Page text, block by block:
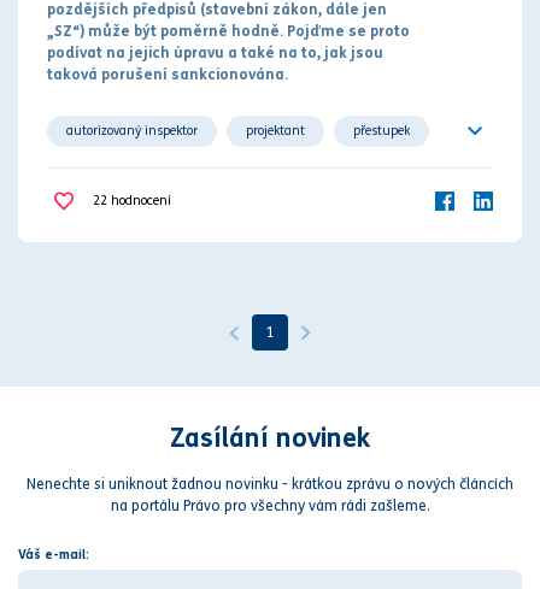
pozdějších předpisů (stavební zákon, dále jen
„SZ“) může být poměrně hodně. Pojďme se proto
podívat na jejich úpravu a také na to, jak jsou
taková porušení sankcionována.
autorizovaný inspektor projektant přestupek
přestupkový zákon stavbyvedoucí
stavební dozor
22 hodnocení
1
Zasílání novinek
Nenechte si uniknout žadnou novinku - krátkou zprávu o nových článcích
na portálu Právo pro všechny vám rádi zašleme.
Váš e-mail: